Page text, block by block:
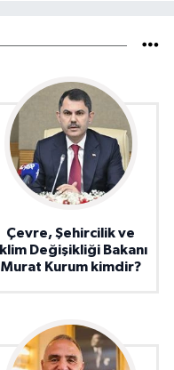
Çevre, Şehircilik ve
İklim Değişikliği Bakanı
Murat Kurum kimdir?